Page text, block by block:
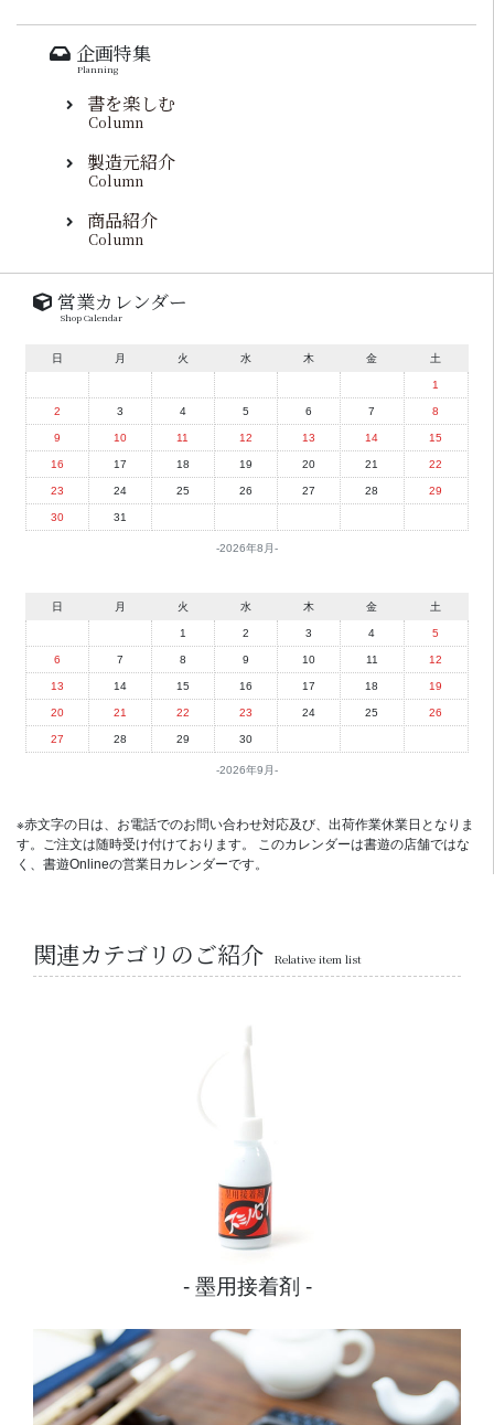
企画特集
Planning
書を楽しむ
Column
製造元紹介
Column
商品紹介
Column
営業カレンダー
Shop Calendar
2026年8月
日 月 火 水 木 金 土
1
2 3 4 5 6 7 8
9 10 11 12 13 14 15
16 17 18 19 20 21 22
23 24 25 26 27 28 29
30 31
2026年9月
日 月 火 水 木 金 土
1 2 3 4 5
6 7 8 9 10 11 12
13 14 15 16 17 18 19
20 21 22 23 24 25 26
27 28 29 30
※赤文字の日は、お電話でのお問い合わせ対応及び、出荷作業休業日となりま
す。ご注文は随時受け付けております。 このカレンダーは書遊の店舗ではな
く、書遊Onlineの営業日カレンダーです。
関連カテゴリのご紹介 Relative item list
墨用接着剤